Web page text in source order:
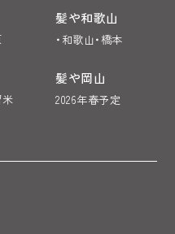
髪や和歌山
・和歌山・橋本
米
髪や岡山
2026年春予定